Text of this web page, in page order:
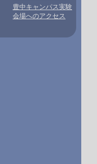
豊中キャンパス実験
会場へのアクセス